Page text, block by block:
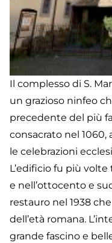
Il complesso di S.
un grazioso ninfeo
precedente del più
consacrato nel 1060,
le celebrazioni
L’edificio fu più
e nell’ottocento e
restauro nel 1938
dell’età romana.
grande fascino e